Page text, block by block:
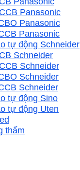
Panasonic
Panasonic
Panasonic
tự động Schneider
Schneider
Schneider
Schneider
Schneider
tự động Sino
tự động Uten
thấm